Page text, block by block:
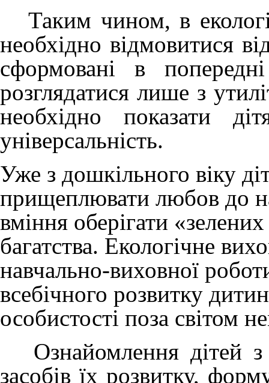
Таким чином, в
необхідно відмовитися
сформовані в
розглядатися лише з
необхідно показати
універсальність.
Уже з дошкільного віку
прищеплювати любов до
вміння оберігати
багатства. Екологічне
навчально-виховної
всебічного розвитку
особистості поза світом
Ознайомлення дітей
засобів їх розвитку,